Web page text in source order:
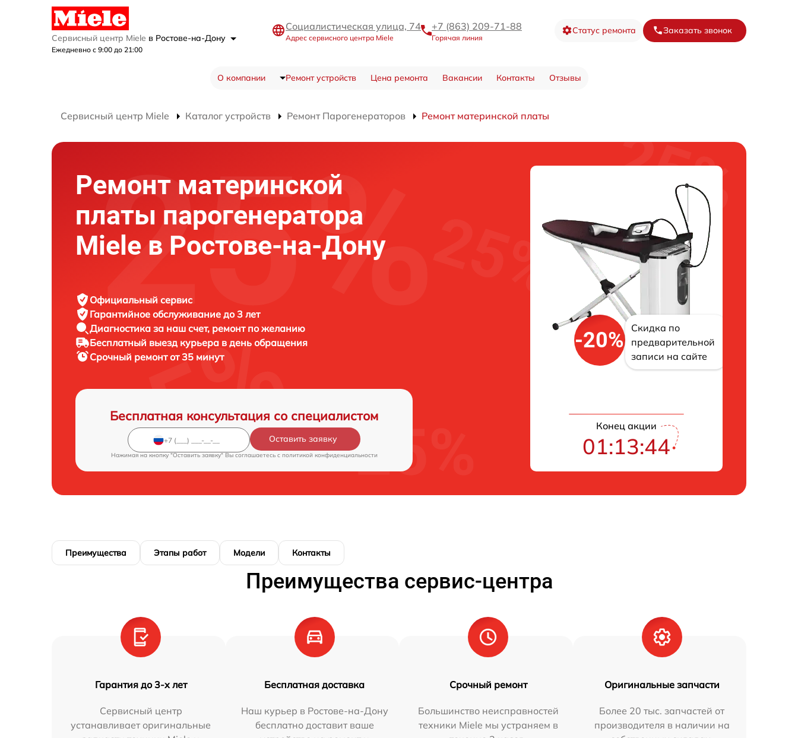
Сервисный центр Miele в Ростове-на-Дону
Ежедневно с 9:00 до 21:00
Социалистическая улица, 74
Адрес сервисного центра Miele
+7 (863) 209-71-88
Горячая линия
Статус ремонта Заказать звонок
О компании Ремонт устройств Цена ремонта Вакансии Контакты Отзывы
Сервисный центр Miele Каталог устройств Ремонт Парогенераторов Ремонт материнской платы
Ремонт материнской
платы парогенератора
Miele в Ростове-на-Дону
Официальный сервис
Гарантийное обслуживание до 3 лет
Диагностика за наш счет, ремонт по желанию
Бесплатный выезд курьера в день обращения
Срочный ремонтот 35 минут
Бесплатная консультация со специалистом
Оставить заявку
Нажимая на кнопку "Оставить заявку" Вы соглашаетесь c политикой конфиденциальности
-20%
Скидка по
предварительной
записи на сайте
Конец акции
01:13:43
Преимущества Этапы работ Модели Контакты
Преимущества сервис-центра
Гарантия до 3-х лет
Сервисный центр
устанавливает оригинальные
Бесплатная доставка
Наш курьер в Ростове-на-Дону
бесплатно доставит ваше
Срочный ремонт
Большинство неисправностей
техники Miele мы устраняем в
Оригинальные запчасти
Более 20 тыс. запчастей от
производителя в наличии на